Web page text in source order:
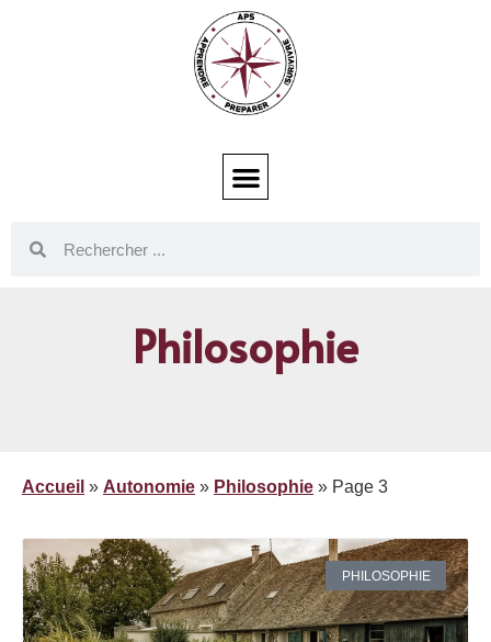
Philosophie
Accueil » Autonomie » Philosophie » Page 3
PHILOSOPHIE